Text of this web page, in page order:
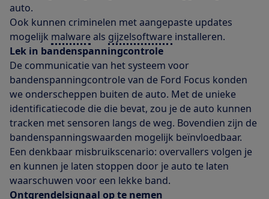
auto.
Ook kunnen criminelen met aangepaste updates
mogelijk malwareals gijzelsoftware installeren.
Lek in bandenspanningcontrole
De communicatie van het systeem voor
bandenspanningcontrole van de Ford Focus konden
we onderscheppen buiten de auto. Met de unieke
identificatiecode die die bevat, zou je de auto kunnen
tracken met sensoren langs de weg. Bovendien zijn de
bandenspanningswaarden mogelijk beïnvloedbaar.
Een denkbaar misbruikscenario: overvallers volgen je
en kunnen je laten stoppen door je auto te laten
waarschuwen voor een lekke band.
Ontgrendelsignaal op te nemen